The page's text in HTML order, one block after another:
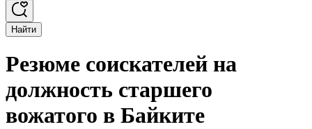
Найти
Резюме соискателей на
должность старшего
вожатого в Байките